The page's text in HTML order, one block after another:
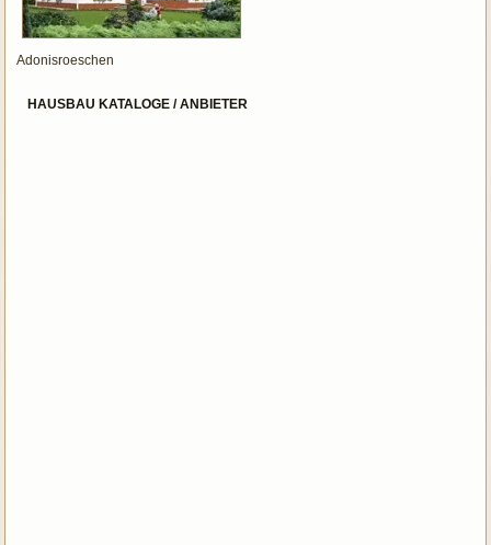
Adonisroeschen
HAUSBAU KATALOGE / ANBIETER